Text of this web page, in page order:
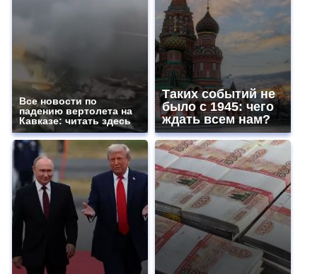
Все новости по
падению вертолета на
Кавказе: читать здесь
Таких событий не
было с 1945: чего
ждать всем нам?